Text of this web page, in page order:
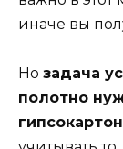
иначе вы
Но задача
полотно